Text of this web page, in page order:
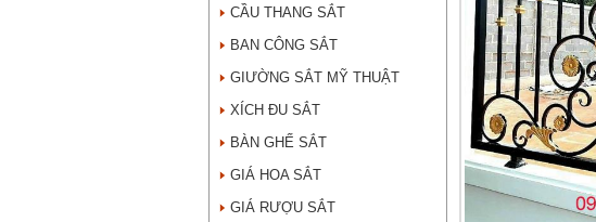
CẦU THANG SẮT
BAN CÔNG SẮT
GIƯỜNG SẮT MỸ THUẬT
XÍCH ĐU SẮT
BÀN GHẾ SẮT
GIÁ HOA SẮT
GIÁ RƯỢU SẮT